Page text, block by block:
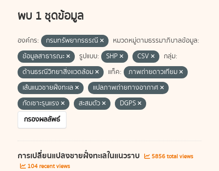
พบ 1 ชุดข้อมูล
องค์กร: กรมทรัพยากรธรณี
หมวดหมู่ตามธรรมาภิบาลข้อมูล:
ข้อมูลสาธารณะ
รูปแบบ: SHP CSV
กลุ่ม:
ด้านธรณีวิทยาสิ่งแวดล้อม
แท็ค:
ภาพถ่ายดาวเทียม
เส้นแนวชายฝั่งทะเล
แปลภาพถ่ายทางอากาศ
กัดเซาะรุนแรง
สะสมตัว
DGPS
กรองผลลัพธ์
การเปลี่ยนแปลงชายฝั่งทะเลในแนวราบ
5856 total views
104 recent views